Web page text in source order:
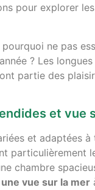
pour explorer
ne pas
? Les
partie des
et vue
et adaptées
chambre
vue sur la mer